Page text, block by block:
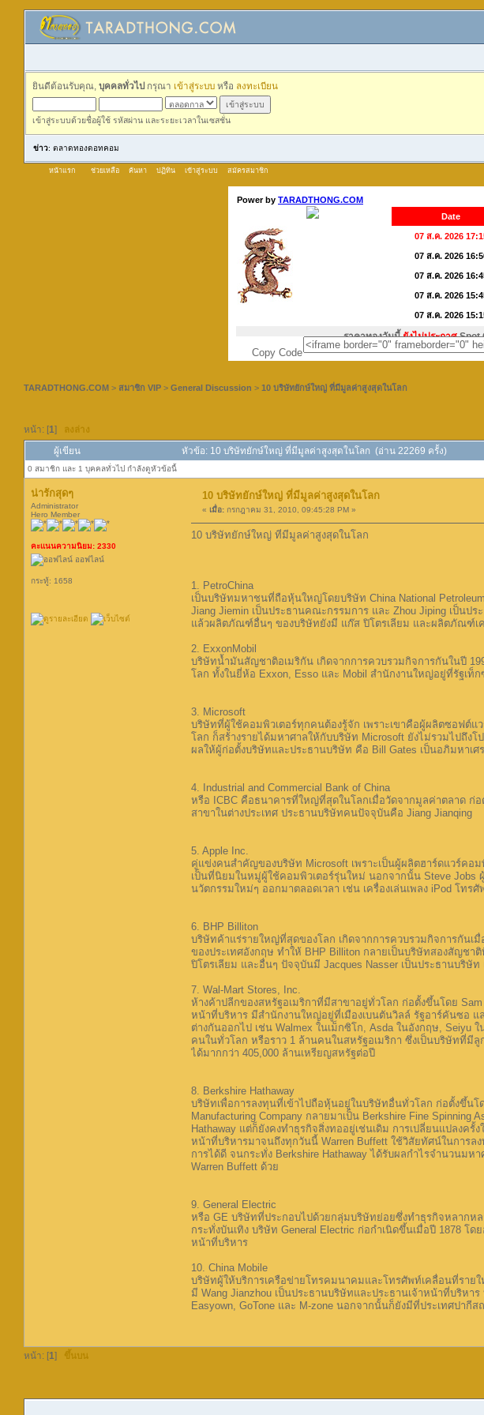
ยินดีต้อนรับคุณ, บุคคลทั่วไป กรุณา เข้าสู่ระบบ หรือ ลงทะเบียน
เข้าสู่ระบบด้วยชื่อผู้ใช้ รหัสผ่าน และระยะเวลาในเซสชั่น
ข่าว: ตลาดทองดอทคอม
หน้าแรก ช่วยเหลือ ค้นหา ปฏิทิน เข้าสู่ระบบ สมัครสมาชิก
Copy Code
TARADTHONG.COM > สมาชิก VIP > General Discussion > 10 บริษัทยักษ์ใหญ่ ที่มีมูลค่าสูงสุดในโลก
หน้า: [1] ลงล่าง
ผู้เขียน หัวข้อ: 10 บริษัทยักษ์ใหญ่ ที่มีมูลค่าสูงสุดในโลก (อ่าน 22269 ครั้ง)
0 สมาชิก และ 1 บุคคลทั่วไป กำลังดูหัวข้อนี้
น่ารักสุดๆ
Administrator
Hero Member
คะแนนความนิยม: 2330
ออฟไลน์
กระทู้: 1658
10 บริษัทยักษ์ใหญ่ ที่มีมูลค่าสูงสุดในโลก
« เมื่อ: กรกฎาคม 31, 2010, 09:45:28 PM »
10 บริษัทยักษ์ใหญ่ ที่มีมูลค่าสูงสุดในโลก
1. PetroChina
เป็นบริษัทมหาชนที่ถือหุ้นใหญ่โดยบริษัท China National
Jiang Jiemin เป็นประธานคณะกรรมการ และ Zhou Jiping เป็น
แล้วผลิตภัณฑ์อื่นๆ ของบริษัทยังมี แก๊ส ปิโตรเลียม และผลิตภัณฑ์เ
2. ExxonMobil
บริษัทน้ำมันสัญชาติอเมริกัน เกิดจากการควบรวมกิจการกันในปี
โลก ทั้งในยี่ห้อ Exxon, Esso และ Mobil สำนักงานใหญ่อยู่ที่รัฐเท็
3. Microsoft
บริษัทที่ผู้ใช้คอมพิวเตอร์ทุกคนต้องรู้จัก เพราะเขาคือผู้ผลิตซอฟต์แ
โลก ก็สร้างรายได้มหาศาลให้กับบริษัท Microsoft ยังไม่รวมไปถึง
ผลให้ผู้ก่อตั้งบริษัทและประธานบริษัท คือ Bill Gates เป็นอภิมหาเ
4. Industrial and Commercial Bank of China
หรือ ICBC คือธนาคารที่ใหญ่ที่สุดในโลกเมื่อวัดจากมูลค่าตลาด ก่
สาขาในต่างประเทศ ประธานบริษัทคนปัจจุบันคือ Jiang Jianqing
5. Apple Inc.
คู่แข่งคนสำคัญของบริษัท Microsoft เพราะเป็นผู้ผลิตฮาร์ดแวร์คอ
เป็นที่นิยมในหมู่ผู้ใช้คอมพิวเตอร์รุ่นใหม่ นอกจากนั้น Steve Jobs
นวัตกรรมใหม่ๆ ออกมาตลอดเวลา เช่น เครื่องเล่นเพลง iPod โท
6. BHP Billiton
บริษัทค้าแร่รายใหญ่ที่สุดของโลก เกิดจากการควบรวมกิจการกันเมื่
ของประเทศอังกฤษ ทำให้ BHP Billiton กลายเป็นบริษัทสองสัญชา
ปิโตรเลียม และอื่นๆ ปัจจุบันมี Jacques Nasser เป็นประธานบริษั
7. Wal-Mart Stores, Inc.
ห้างค้าปลีกของสหรัฐอเมริกาที่มีสาขาอยู่ทั่วโลก ก่อตั้งขึ้นโดย Sam
หน้าที่บริหาร มีสำนักงานใหญ่อยู่ที่เมืองเบนตันวิลล์ รัฐอาร์คันซอ แ
ต่างกันออกไป เช่น Walmex ในเม็กซิโก, Asda ในอังกฤษ, Seiyu
คนในทั่วโลก หรือราว 1 ล้านคนในสหรัฐอเมริกา ซึ่งเป็นบริษัทที่มี
ได้มากกว่า 405,000 ล้านเหรียญสหรัฐต่อปี
8. Berkshire Hathaway
บริษัทเพื่อการลงทุนที่เข้าไปถือหุ้นอยู่ในบริษัทอื่นทั่วโลก ก่อตั้งขึ้นโ
Manufacturing Company กลายมาเป็น Berkshire Fine Spinning
Hathaway แต่ก็ยังคงทำธุรกิจสิ่งทออยู่เช่นเดิม การเปลี่ยนแปลงค
หน้าที่บริหารมาจนถึงทุกวันนี้ Warren Buffett ใช้วิสัยทัศน์ในการ
การได้ดี จนกระทั่ง Berkshire Hathaway ได้รับผลกำไรจำนวนม
Warren Buffett ด้วย
9. General Electric
หรือ GE บริษัทที่ประกอบไปด้วยกลุ่มบริษัทย่อยซึ่งทำธุรกิจหลากห
กระทั่งบันเทิง บริษัท General Electric ก่อกำเนิดขึ้นเมื่อปี 1878 โ
หน้าที่บริหาร
10. China Mobile
บริษัทผู้ให้บริการเครือข่ายโทรคมนาคมและโทรศัพท์เคลื่อนที่ราย
มี Wang Jianzhou เป็นประธานบริษัทและประธานเจ้าหน้าที่บริห
Easyown, GoTone และ M-zone นอกจากนั้นก็ยังมีที่ประเทศปา
หน้า: [1] ขึ้นบน